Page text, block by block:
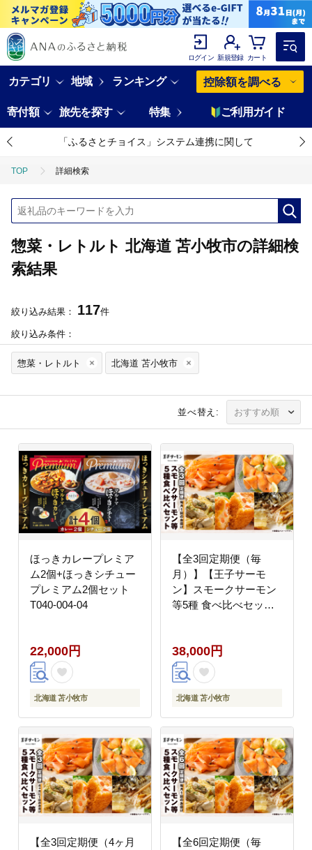
ログイン 新規登録 カート
カテゴリ 地域 ランキング 控除額を調べる
寄付額 旅先を探す 特集 ご利用ガイド
「ふるさとチョイス」システム連携に関して
TOP 詳細検索
惣菜・レトルト 北海道 苫小牧市の詳細検
索結果
絞り込み結果： 117件
絞り込み条件：
惣菜・レトルト 北海道 苫小牧市
並べ替え:
ほっきカレープレミア
ム2個+ほっきシチュー
プレミアム2個セット
T040-004-04
22,000円
北海道 苫小牧市
【全3回定期便（毎
月）】【王子サーモ
ン】スモークサーモン
等5種 食べ比べセッ
38,000円
北海道 苫小牧市
【全3回定期便（4ヶ月
【全6回定期便（毎